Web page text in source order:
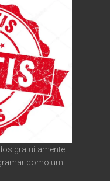
gratuitamente
como um